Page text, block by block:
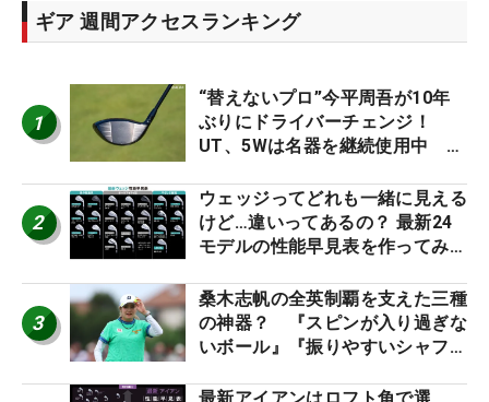
ギア 週間アクセスランキング
1
“替えないプロ”今平周吾が10年
ぶりにドライバーチェンジ！
UT、5Wは名器を継続使用中 #
2
ウェッジってどれも一緒に見える
けど…違いってあるの？ 最新24
モデルの性能早見表を作ってみ
3
桑木志帆の全英制覇を支えた三種
の神器？ 『スピンが入り過ぎな
いボール』『振りやすいシャフ
ー』 #女子プロセッティング